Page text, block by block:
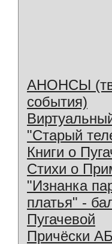
АНОНСЫ
события)
"Старый
Книги о
Стихи о
"Изнанка
платья" -
Пугачевой
Причёски АБ